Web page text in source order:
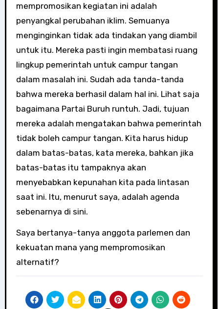
mempromosikan kegiatan ini adalah
penyangkal perubahan iklim. Semuanya
menginginkan tidak ada tindakan yang diambil
untuk itu. Mereka pasti ingin membatasi ruang
lingkup pemerintah untuk campur tangan
dalam masalah ini. Sudah ada tanda-tanda
bahwa mereka berhasil dalam hal ini. Lihat saja
bagaimana Partai Buruh runtuh. Jadi, tujuan
mereka adalah mengatakan bahwa pemerintah
tidak boleh campur tangan. Kita harus hidup
dalam batas-batas, kata mereka, bahkan jika
batas-batas itu tampaknya akan
menyebabkan kepunahan kita pada lintasan
saat ini. Itu, menurut saya, adalah agenda
sebenarnya di sini.
Saya bertanya-tanya anggota parlemen dan
kekuatan mana yang mempromosikan
alternatif?